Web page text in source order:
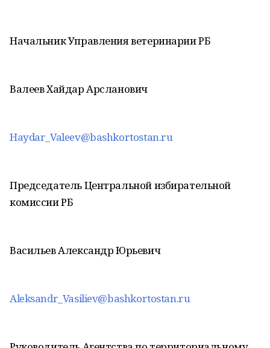
Начальник Управления ветеринарии РБ
Валеев Хайдар Арсланович
Haydar_Valeev@bashkortostan.ru
Председатель Центральной избирательной
комиссии РБ
Васильев Александр Юрьевич
Aleksandr_Vasiliev@bashkortostan.ru